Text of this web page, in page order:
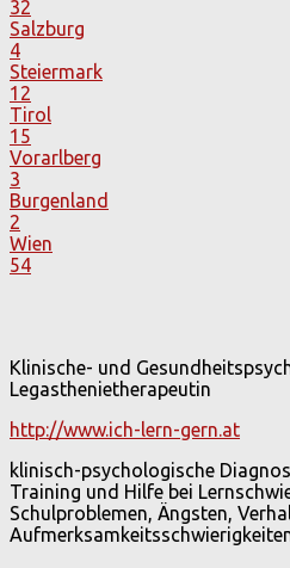
32
Salzburg
4
Steiermark
12
Tirol
15
Vorarlberg
3
Burgenland
2
Wien
54
Klinische- und
Legasthenietherapeutin
http://www.ich-lern-gern.at
klinisch-psychologische
Training und Hilfe bei
Schulproblemen, Ängsten,